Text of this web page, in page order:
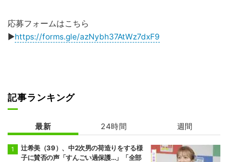
応募フォームはこちら
▶https://forms.gle/azNybh37AtWz7dxF9
記事ランキング
最新 24時間 週間
辻希美（39）、中2次男の荷造りをする様
子に賛否の声「すんごい過保護…」「全部